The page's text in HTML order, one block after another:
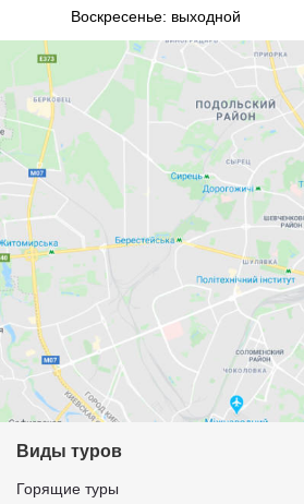
Воскресенье: выходной
Виды туров
Горящие туры